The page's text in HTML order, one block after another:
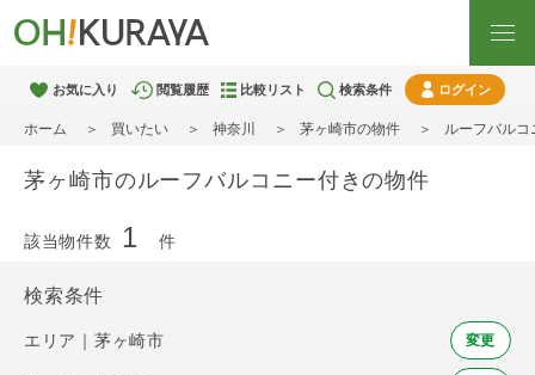
お気に入り 閲覧履歴 比較リスト 検索条件 ログイン
ホーム 買いたい 神奈川 茅ヶ崎市の物件 ルーフバル
茅ヶ崎市のルーフバルコニー付きの物件
該当物件数 1 件
検索条件
エリア｜茅ヶ崎市 変更